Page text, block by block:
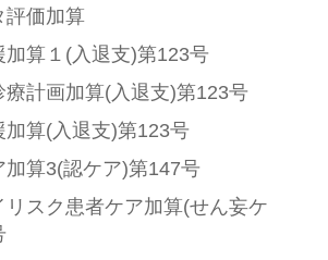
評価加算
加算１(入退支)第123号
療計画加算(入退支)第123号
加算(入退支)第123号
加算3(認ケア)第147号
リスク患者ケア加算(せん妄ケ